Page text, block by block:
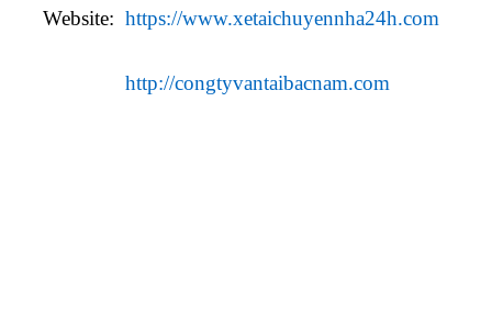
Website: https://www.xetaichuyennha24h.com
http://congtyvantaibacnam.com